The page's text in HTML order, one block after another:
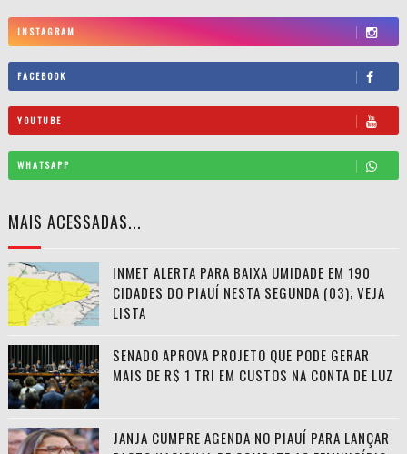
INSTAGRAM
FACEBOOK
YOUTUBE
WHATSAPP
MAIS ACESSADAS...
INMET ALERTA PARA BAIXA UMIDADE EM 190
CIDADES DO PIAUÍ NESTA SEGUNDA (03); VEJA
LISTA
SENADO APROVA PROJETO QUE PODE GERAR
MAIS DE R$ 1 TRI EM CUSTOS NA CONTA DE LUZ
JANJA CUMPRE AGENDA NO PIAUÍ PARA LANÇAR